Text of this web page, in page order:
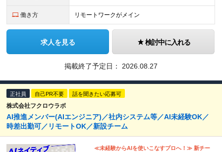
働き方 リモートワークがメイン
求人を見る 検討中に入れる
掲載終了予定日： 2026.08.27
正社員 自己PR不要 話を聞きたい応募可
株式会社フクロウラボ
AI推進メンバー(AIエンジニア)／社内システム等／AI未経験OK／
時差出勤可／リモートOK／新設チーム
≪未経験からAIを使いこなすプロへ！≫ 新チー